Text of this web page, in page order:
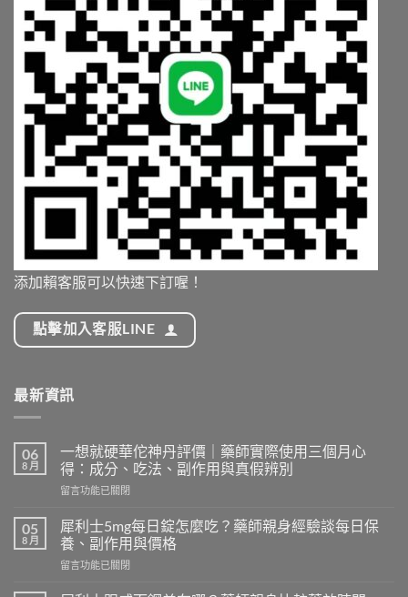
添加賴客服可以快速下訂喔！
點擊加入客服LINE
最新資訊
06
8 月
一想就硬華佗神丹評價｜藥師實際使用三個月心
得：成分、吃法、副作用與真假辨別
在
想
就
硬
華
留言功能已關閉
05
8 月
犀利士5mg每日錠怎麼吃？藥師親身經驗談每日保
養、副作用與價格
在
留言功能已關閉